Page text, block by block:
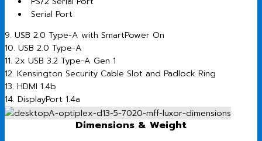
Serial Port
9. USB 2.0 Type-A with SmartPower On
10. USB 2.0 Type-A
11. 2x USB 3.2 Type-A Gen 1
12. Kensington Security Cable Slot and Padlock Ring
13. HDMI 1.4b
14. DisplayPort 1.4a
15. Power Connector
Dimensions & Weight